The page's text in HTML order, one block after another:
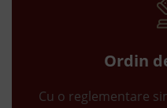
Ordin
Cu o reglementare